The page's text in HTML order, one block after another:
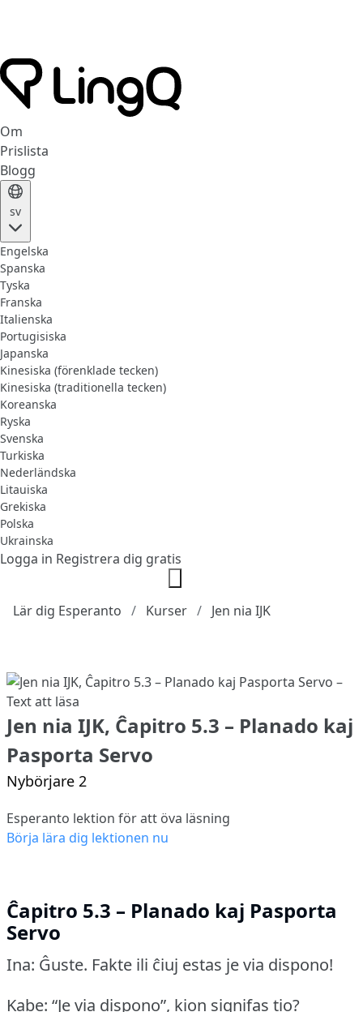
Om
Prislista
Blogg
sv
Engelska
Spanska
Tyska
Franska
Italienska
Portugisiska
Japanska
Kinesiska (förenklade tecken)
Kinesiska (traditionella tecken)
Koreanska
Ryska
Svenska
Turkiska
Nederländska
Litauiska
Grekiska
Polska
Ukrainska
Logga in Registrera dig gratis
Lär dig Esperanto Kurser Jen nia IJK
Jen nia IJK, Ĉapitro 5.3 – Planado kaj
Pasporta Servo
Nybörjare 2
Esperanto lektion för att öva läsning
Börja lära dig lektionen nu
Ĉapitro 5.3 – Planado kaj Pasporta
Servo
Ina: Ĝuste. Fakte ili ĉiuj estas je via dispono!
Kabe: “Je via dispono”, kion signifas tio?